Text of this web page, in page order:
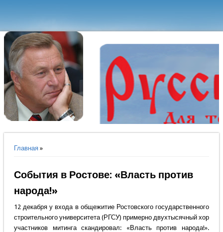
Вы здесь
Главная»
События в Ростове: «Власть против
народа!»
12 декабря у входа в общежитие Ростовского государственного
строительного университета (РГСУ) примерно двухтысячный хор
участников митинга скандировал: «Власть против народа!».